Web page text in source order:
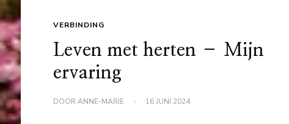
VERBINDING
Leven met herten – Mijn
ervaring
DOORANNE-MARIE 16 JUNI 2024